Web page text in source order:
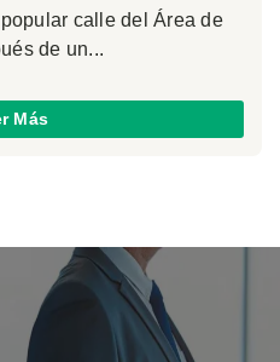
calle del Área de
de un...
Más